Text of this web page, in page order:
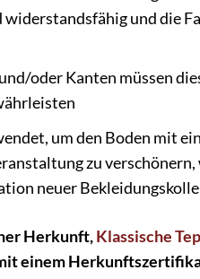
und die
oder Kanten müssen
um den Boden mit
zu
neuer
Herkunft,Klassische
einem